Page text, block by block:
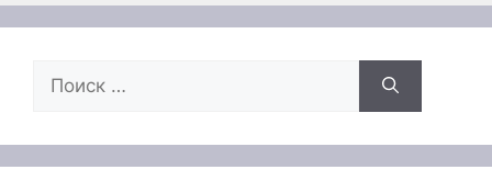
Поиск: